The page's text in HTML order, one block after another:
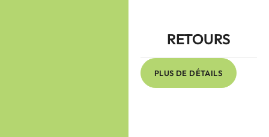
RETOURS
PLUS DE DÉTAILS